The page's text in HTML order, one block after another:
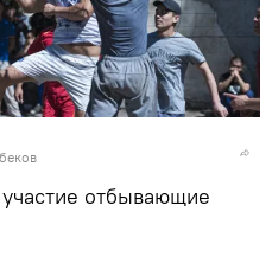
отбывающие